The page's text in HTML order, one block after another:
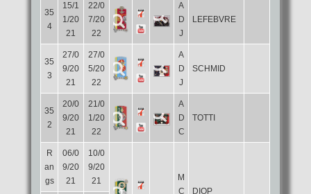
35
4
15/1
1/20
21
22/0
7/20
22
A
D
J
LEFEBVRE
35
3
27/0
9/20
21
27/0
5/20
22
A
D
J
SCHMID
35
2
20/0
9/20
21
21/0
1/20
22
A
D
C
TOTTI
R
an
gs
06/0
9/20
21
10/0
9/20
21
M
C
DIOP